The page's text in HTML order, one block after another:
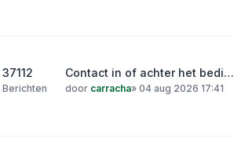
37112
Berichten
Contact in of achter het bedi…
door carracha» 04 aug 2026 17:41